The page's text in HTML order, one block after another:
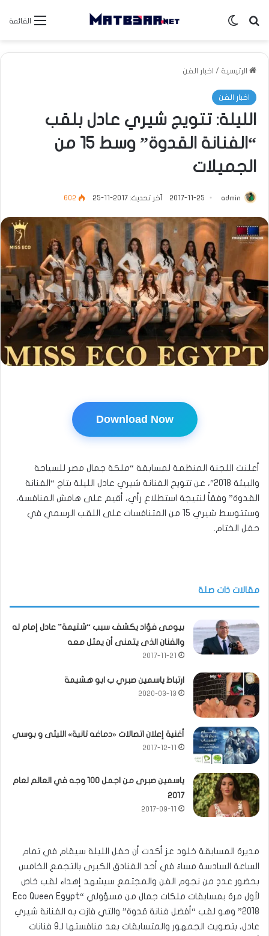
القائمة بحث عنالوضع المظلم
الرئيسية / اخبار الفن
اخبار الفن
الليلة: تتويج شيري عادل بلقب
“الفنانة القدوة” وسط 15 من
الجميلات
admin
2017-11-25 آخر تحديث: 2017-11-25 602
Download Now
أعلنت اللجنة المنظمة لمسابقة “ملكة جمال مصر للسياحة
والبيئة 2018″، عن تتويج الفنانة شيري عادل الليلة بتاج “الفنانة
القدوة” وفقاً لنتيجة استطلاع رأي، أقيم على هامش المنافسة،
وستتوسط شيري 15 من المتنافسات على اللقب الرسمي في
حفل الختام.
مقالات ذات صلة
بيومى فؤاد يكشف سبب “شتيمة” عادل إمام له
والفنان الذى يتمنى أن يمثل معه
2017-11-21
ارتباط ياسمين صبري ب ابو هشيمة
2020-03-13
أغنية إعلان اتصالات «دماغه تانية» الليثى و بوسي
2017-12-11
ياسمين صبرى من اجمل 100 وجه في العالم لعام
2017
2017-09-11
مديرة المسابقة خلود عز أكدت أن حفل الليلة سيقام في تمام
الساعة السادسة مساءً في أحد الفنادق الكبرى بالتجمع الخامس
بحضور عددٍ من نجوم الفن والمجتمع سيشهد إهداء لقب خاص
لأول مرة بمسابقات ملكات جمال من مسؤولي “Eco Queen Egypt
2018” وهو لقب “أفضل فنانة قدوة” والتي فازت به الفنانة شيري
عادل، بتصويت الجمهور والمتسابقات بعد منافستها لـ9 فنانات